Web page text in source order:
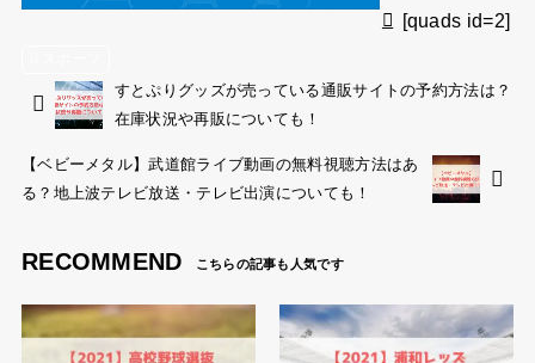
[quads id=2]
すとぷりグッズが売っている通販サイトの予約方法は？
在庫状況や再販についても！
【ベビーメタル】武道館ライブ動画の無料視聴方法はあ
る？地上波テレビ放送・テレビ出演についても！
RECOMMEND